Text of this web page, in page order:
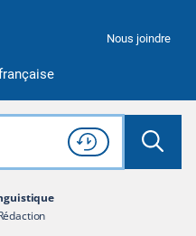
Nous joindre
dans tout le site
Lancer
Consulter l'
Historique
de recherche